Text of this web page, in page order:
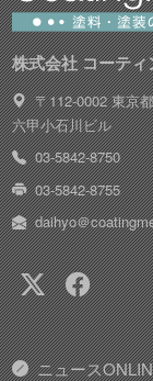
株式会社 コーテ
〒112-0002 東京
六甲小石川ビル
03-5842-8750
03-5842-8755
daihyo＠
ニュース